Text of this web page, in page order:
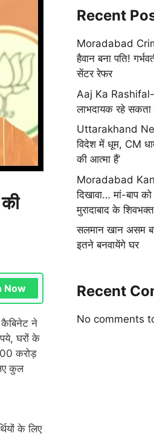
Now
कैबिनेट ने
घरों के
करोड़
कुल
के लिए
Recent
Moradabad
हैवान बना पति!
सेंटर रेफर
Aaj Ka Rashifal-
लाभदायक रहे सकता
Uttarakhand
विदेश में धूम, CM
की आत्मा हैं’
Moradabad
दिखावा… मां-बाप
मुरादाबाद के
सलमान खान असम
इतने बनवायेंगे घर
Recent
No comments